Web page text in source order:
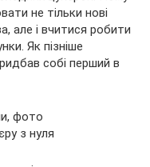
не тільки нові
але і вчитися робити
Як пізніше
собі перший в
з нуля